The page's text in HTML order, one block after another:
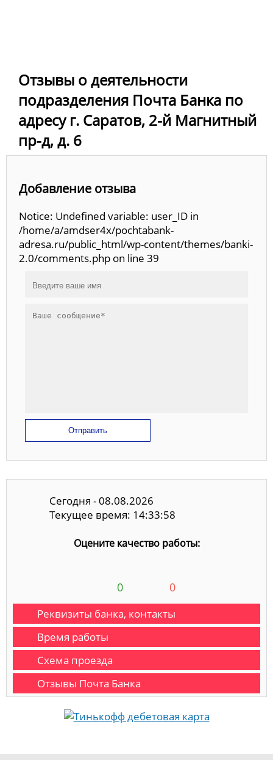
Отзывы о деятельности
подразделения Почта Банка по
адресу г. Саратов, 2-й Магнитный
пр-д, д. 6
Добавление отзыва
Notice: Undefined variable: user_ID in
/home/a/amdser4x/pochtabank-
adresa.ru/public_html/wp-content/themes/banki-
2.0/comments.php on line 39
Отправить
Сегодня - 08.08.2026
Текущее время: 14:33:59
Оцените качество работы:
0 0
Реквизиты банка, контакты
Время работы
Схема проезда
Отзывы Почта Банка